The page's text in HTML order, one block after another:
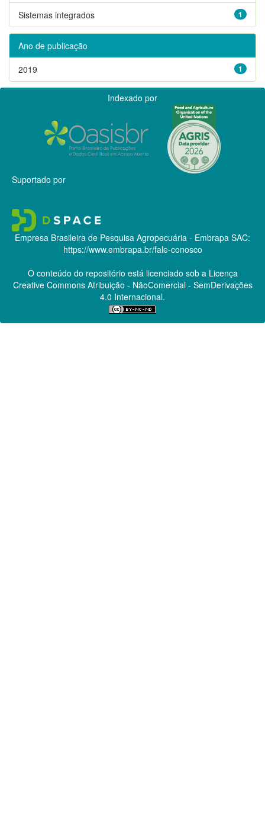
1
Sistemas integrados
Ano de publicação
1
2019
Indexado por
Suportado por
Empresa Brasileira de Pesquisa Agropecuária - Embrapa SAC:
https://www.embrapa.br/fale-conosco
O conteúdo do repositório está licenciado sob a Licença
Creative CommonsAtribuição - NãoComercial - SemDerivações
4.0 Internacional.